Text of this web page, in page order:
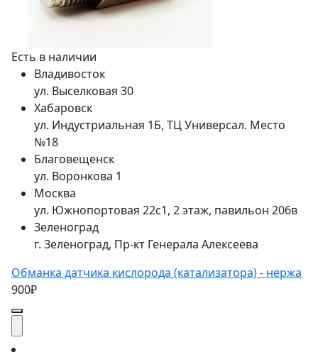
Есть в наличии
Владивосток
ул. Выселковая 30
Хабаровск
ул. Индустриальная 1Б, ТЦ Универсал. Место
№18
Благовещенск
ул. Воронкова 1
Москва
ул. Южнопортовая 22с1, 2 этаж, павильон 206в
Зеленоград
г. Зеленоград, Пр-кт Генерала Алексеева
Обманка датчика кислорода (катализатора) - нержа
900₽